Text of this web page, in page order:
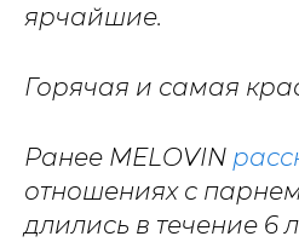
ярчайшие.
Горячая и самая
Ранее MELOVIN
отношениях с
длились в течение 6